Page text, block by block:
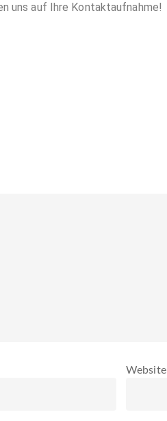
uns auf Ihre Kontaktaufnahme!
Website